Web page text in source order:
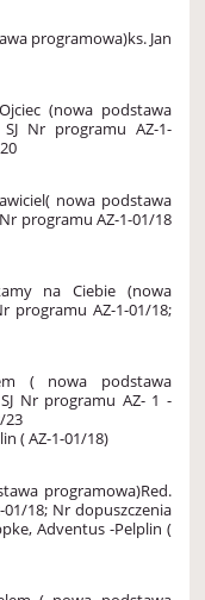
programowa)ks. Jan
(nowa podstawa
Nr programu AZ-1-
nowa podstawa
Nr programu AZ-1-01/18
na Ciebie (nowa
programu AZ-1-01/18;
( nowa podstawa
Nr programu AZ- 1 -
23
( AZ-1-01/18)
programowa)Red.
18; Nr dopuszczenia
Adventus -Pelplin (